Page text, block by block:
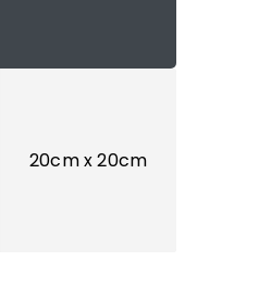
20cm x 20cm